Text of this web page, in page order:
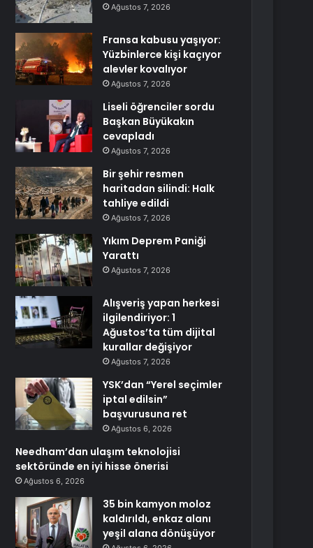
Ağustos 7, 2026
Fransa kabusu yaşıyor:
Yüzbinlerce kişi kaçıyor
alevler kovalıyor
Ağustos 7, 2026
Liseli öğrenciler sordu
Başkan Büyükakın
cevapladı
Ağustos 7, 2026
Bir şehir resmen
haritadan silindi: Halk
tahliye edildi
Ağustos 7, 2026
Yıkım Deprem Paniği
Yarattı
Ağustos 7, 2026
Alışveriş yapan herkesi
ilgilendiriyor: 1
Ağustos’ta tüm dijital
kurallar değişiyor
Ağustos 7, 2026
YSK’dan “Yerel seçimler
iptal edilsin”
başvurusuna ret
Ağustos 6, 2026
Needham’dan ulaşım teknolojisi
sektöründe en iyi hisse önerisi
Ağustos 6, 2026
35 bin kamyon moloz
kaldırıldı, enkaz alanı
yeşil alana dönüşüyor